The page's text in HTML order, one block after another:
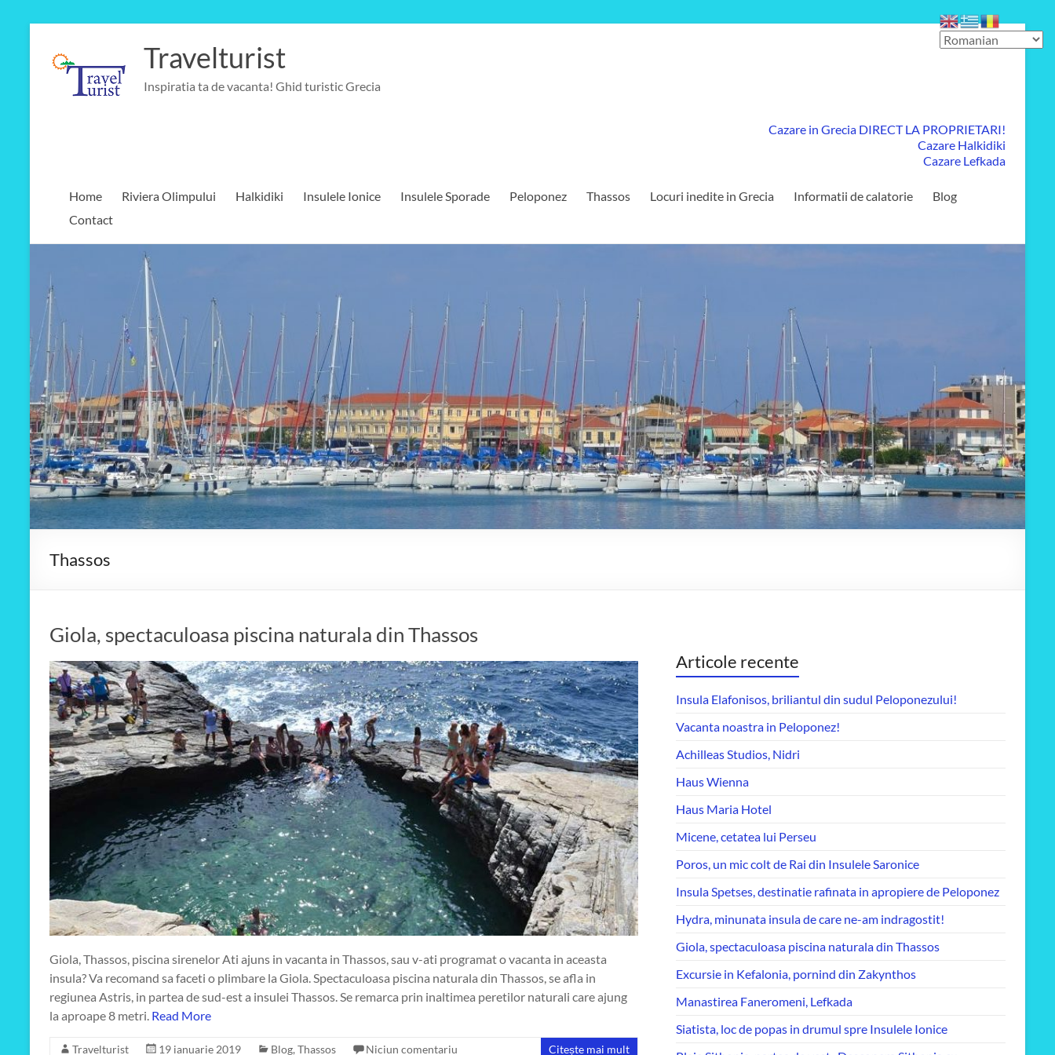
content
Travelturist
Inspiratia ta de vacanta! Ghid turistic Grecia
Cazare in Grecia DIRECT LA PROPRIETARI!
Cazare Halkidiki
Cazare Lefkada
Home Riviera Olimpului Halkidiki Insulele Ionice Insulele Sporade Peloponez Thassos Locuri inedite in Grecia Informatii de calatorie
Blog
Contact
Thassos
Giola, spectaculoasa piscina naturala din Thassos
Giola, Thassos, piscina sirenelor Ati ajuns in vacanta in Thassos, sau v-ati programat o vacanta in aceasta
insula? Va recomand sa faceti o plimbare la Giola. Spectaculoasa piscina naturala din Thassos, se afla in
regiunea Astris, in partea de sud-est a insulei Thassos. Se remarca prin inaltimea peretilor naturali care ajung
la aproape 8 metri. Read More
Travelturist 19 ianuarie 2019 Blog, Thassos Niciun comentariu Citește mai mult
Articole recente
Insula Elafonisos, briliantul din sudul Peloponezului!
Vacanta noastra in Peloponez!
Achilleas Studios, Nidri
Haus Wienna
Haus Maria Hotel
Micene, cetatea lui Perseu
Poros, un mic colt de Rai din Insulele Saronice
Insula Spetses, destinatie rafinata in apropiere de Peloponez
Hydra, minunata insula de care ne-am indragostit!
Giola, spectaculoasa piscina naturala din Thassos
Excursie in Kefalonia, pornind din Zakynthos
Manastirea Faneromeni, Lefkada
Siatista, loc de popas in drumul spre Insulele Ionice